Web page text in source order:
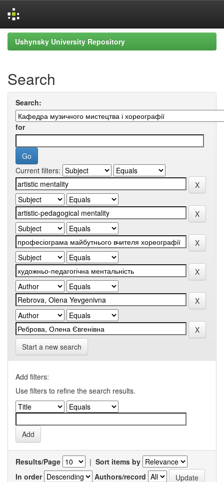
Skip
navigation
Ushynsky University Repository
Search
Search:
for
Current filters:
Start a new search
Add filters:
Use filters to refine the search results.
Results/Page | Sort items by
In order
Authors/record